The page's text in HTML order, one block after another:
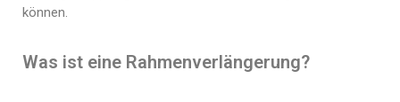
können.
Was ist eine Rahmenverlängerung?